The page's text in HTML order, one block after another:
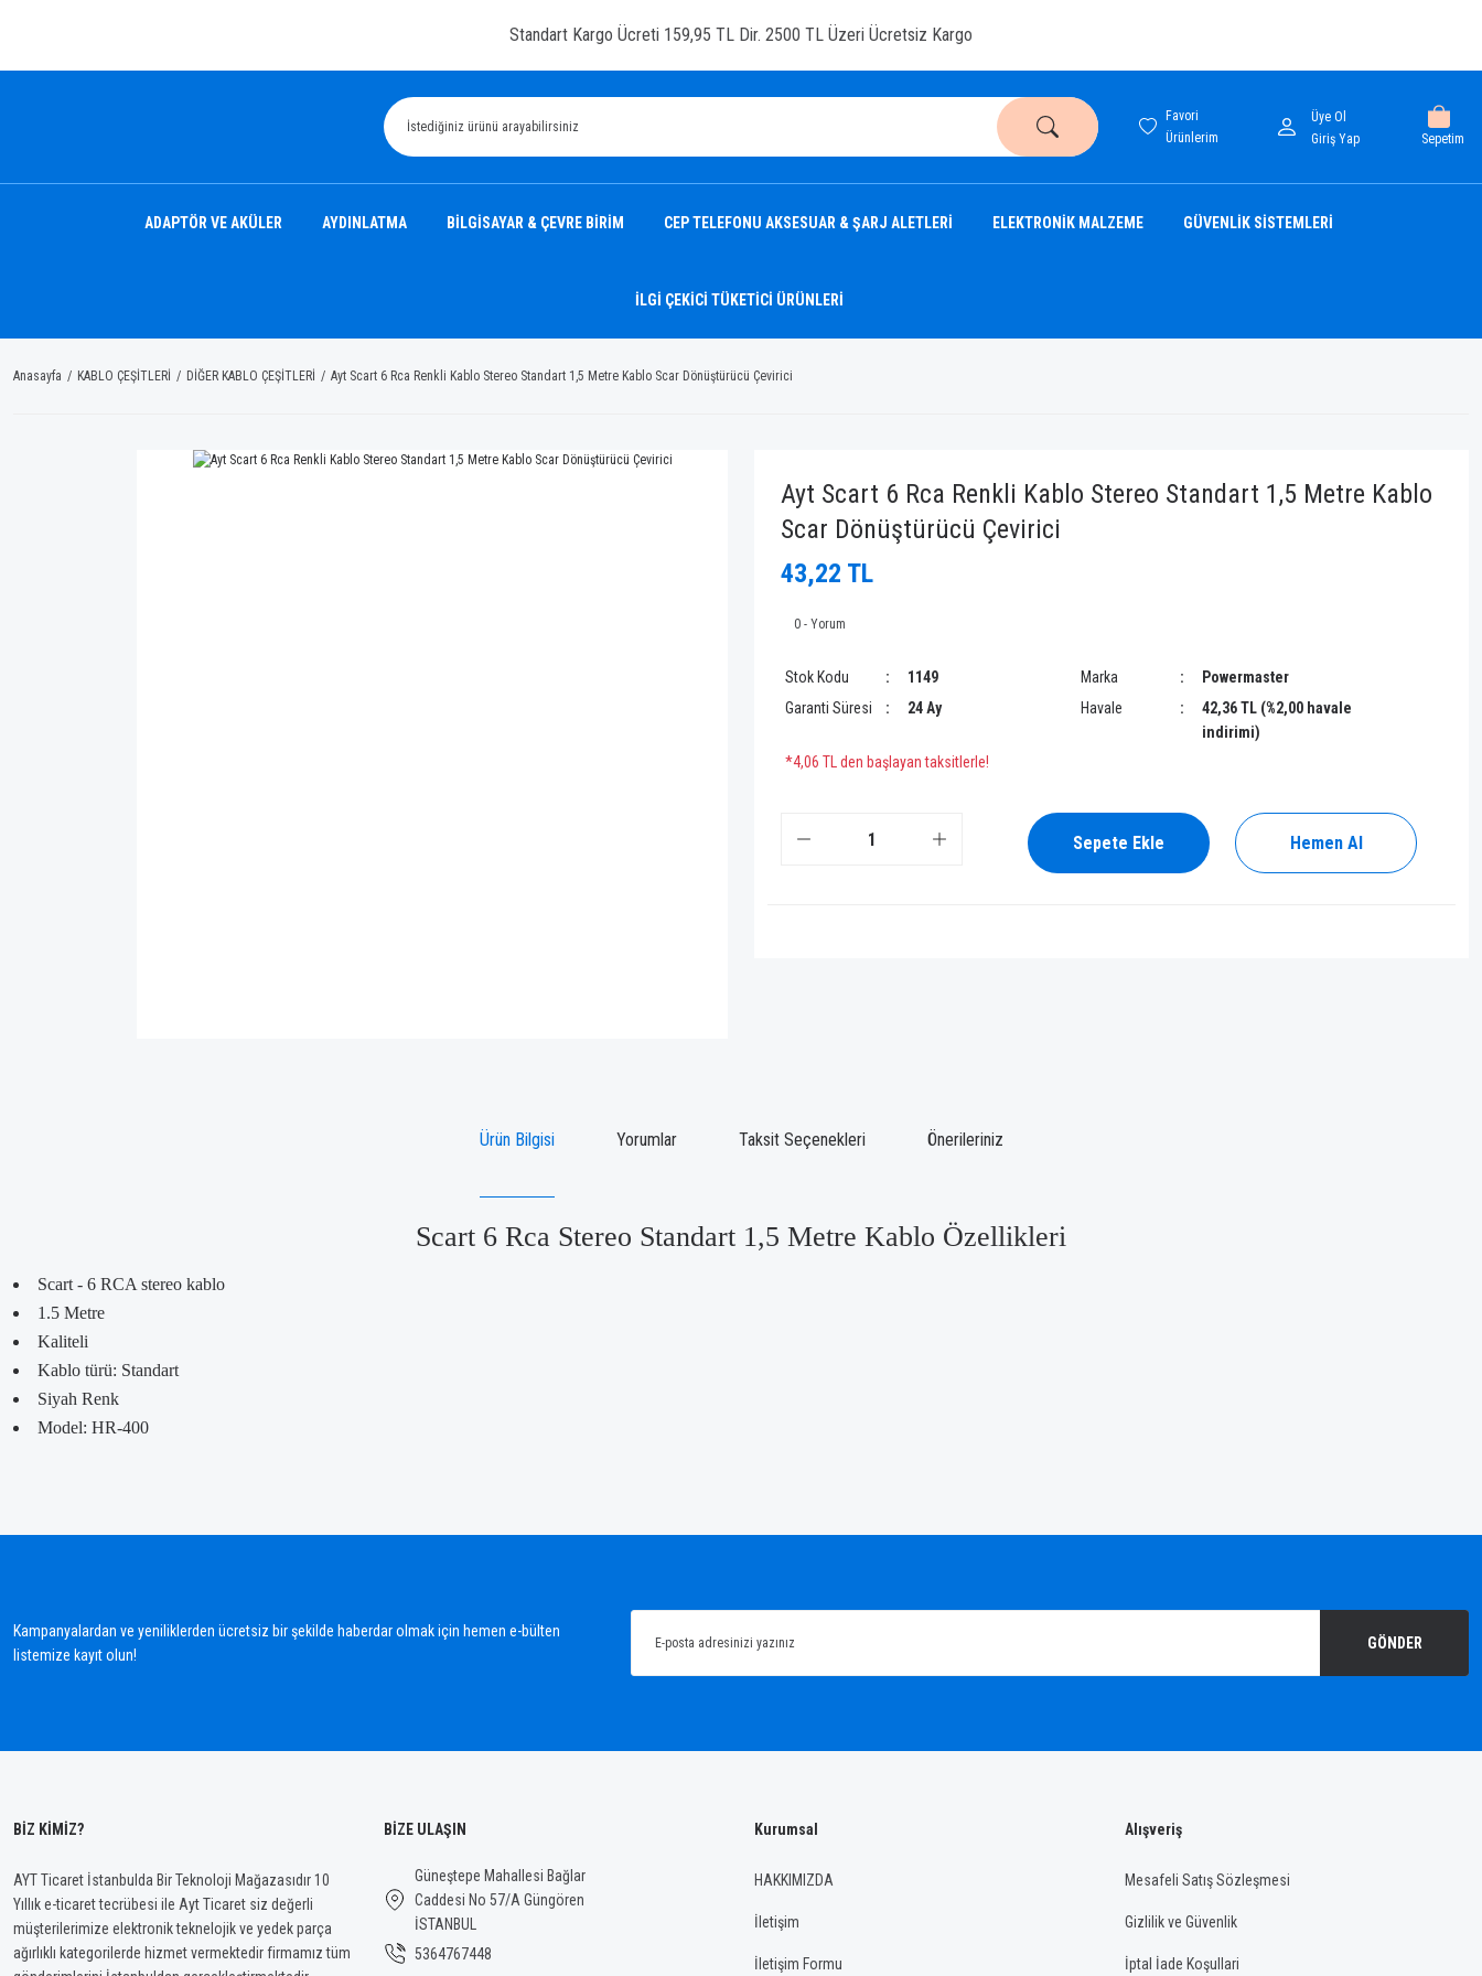
Standart Kargo Ücreti 159,95 TL Dir. 2500 TL Üzeri Ücretsiz Kargo
Favori
Ürünlerim
Giriş Yap
Üye Ol
Sepetim
ADAPTÖR VE AKÜLER AYDINLATMA BİLGİSAYAR & ÇEVRE BİRİM CEP TELEFONU AKSESUAR & ŞARJ ALETLERİ ELEKTRONİK MALZEME GÜVENLİK SİSTEMLERİ
İLGİ ÇEKİCİ TÜKETİCİ ÜRÜNLERİ
Anasayfa KABLO ÇEŞİTLERİ DİĞER KABLO ÇEŞİTLERİ Ayt Scart 6 Rca Renkli Kablo Stereo Standart 1,5 Metre Kablo Scar Dönüştürücü Çevirici
Ayt Scart 6 Rca Renkli Kablo Stereo Standart 1,5 Metre Kablo
Scar Dönüştürücü Çevirici
43,22 TL
0 - Yorum
Stok Kodu 1149 Marka
Powermaster
Garanti Süresi
24 Ay Havale
42,36 TL (%2,00 havale
indirimi)
*4,06 TL den başlayan taksitlerle!
Sepete Ekle Hemen Al
Ürün Bilgisi Yorumlar Taksit Seçenekleri Önerileriniz
Scart 6 Rca Stereo Standart 1,5 Metre Kablo Özellikleri
Scart - 6 RCA stereo kablo
1.5 Metre
Kaliteli
Kablo türü: Standart
Siyah Renk
Model: HR-400
Bu ürüne ilk yorumu siz yapın!
Ürün bilgilerinde hatalar bulunuyor.
Ürün fiyatı diğer sitelerden daha pahalı.
Kampanyalardan ve yeniliklerden ücretsiz bir şekilde haberdar olmak için hemen e-bülten
listemize kayıt olun!
GÖNDER
BİZ KİMİZ?
AYT Ticaret İstanbulda Bir Teknoloji Mağazasıdır 10
Yıllık e-ticaret tecrübesi ile Ayt Ticaret siz değerli
müşterilerimize elektronik teknelojik ve yedek parça
ağırlıklı kategorilerde hizmet vermektedir firmamız tüm
BİZE ULAŞIN
Güneştepe Mahallesi Bağlar
Caddesi No 57/A Güngören
İSTANBUL
5364767448
Kurumsal
HAKKIMIZDA
İletişim
İletişim Formu
Alışveriş
Mesafeli Satış Sözleşmesi
Gizlilik ve Güvenlik
İptal İade Koşullari